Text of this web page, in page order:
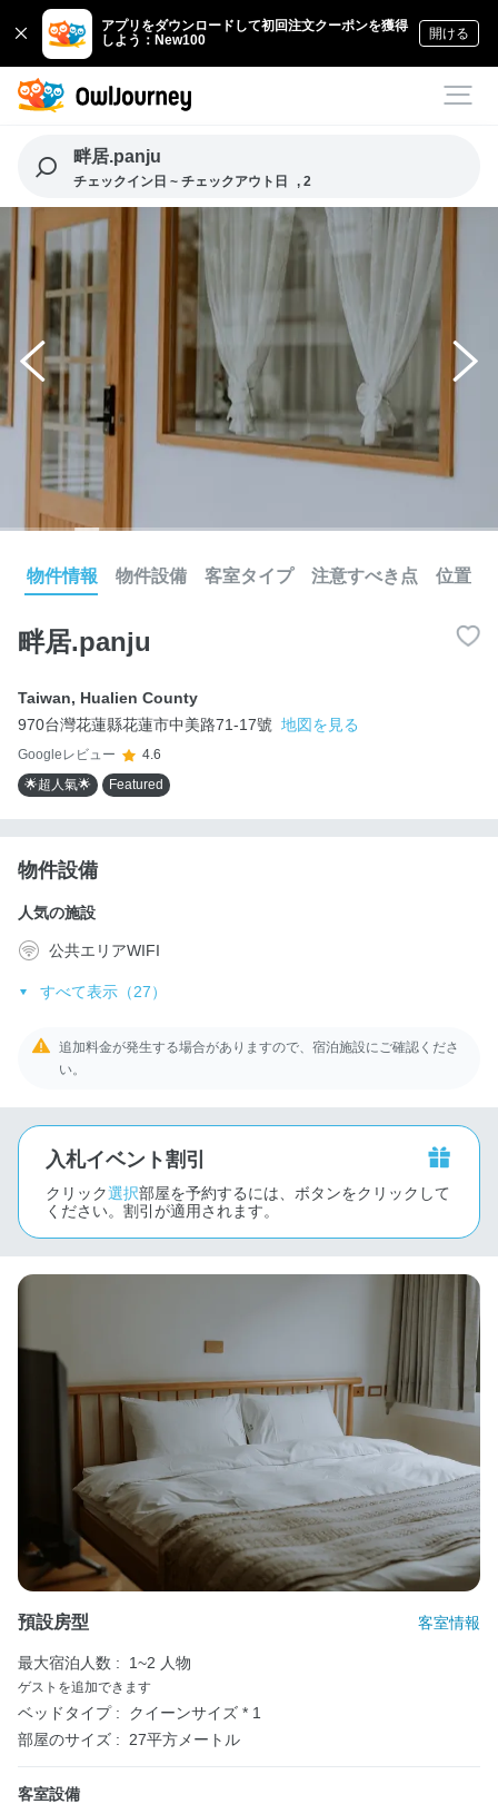
アプリをダウンロードして初回注文クーポンを獲得
しよう：New100
開ける
畔居.panju
チェックイン日 ~ チェックアウト日 , 2
物件情報 物件設備 客室タイプ 注意すべき点 位置
畔居.panju
Taiwan, Hualien County
970台灣花蓮縣花蓮市中美路71-17號 地図を見る
Googleレビュー
4.6
🌟超人氣🌟
Featured
物件設備
人気の施設
公共エリアWIFI
すべて表示（27）
追加料金が発生する場合がありますので、宿泊施設にご確認くださ
い。
入札イベント割引
クリック選択部屋を予約するには、ボタンをクリックして
ください。割引が適用されます。
預設房型 客室情報
最大宿泊人数 : 1~2 人物
ゲストを追加できます
ベッドタイプ :
クイーンサイズ * 1
部屋のサイズ :
27平方メートル
客室設備